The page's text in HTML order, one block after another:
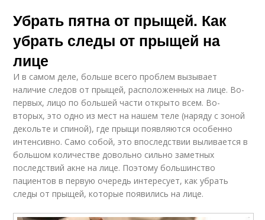
Убрать пятна от прыщей. Как
убрать следы от прыщей на
лице
И в самом деле, больше всего проблем вызывает
наличие следов от прыщей, расположенных на лице. Во-
первых, лицо по большей части открыто всем. Во-
вторых, это одно из мест на нашем теле (наряду с зоной
декольте и спиной), где прыщи появляются особенно
интенсивно. Само собой, это впоследствии выливается в
большом количестве довольно сильно заметных
последствий акне на лице. Поэтому большинство
пациентов в первую очередь интересует, как убрать
следы от прыщей, которые появились на лице.